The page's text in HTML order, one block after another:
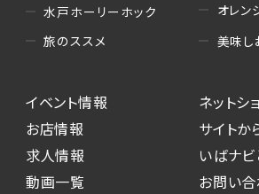
水戸ホーリーホック
旅のススメ
オレン
美味し
イベント情報
お店情報
求人情報
動画一覧
ネットシ
サイトか
いばナビ
お問い